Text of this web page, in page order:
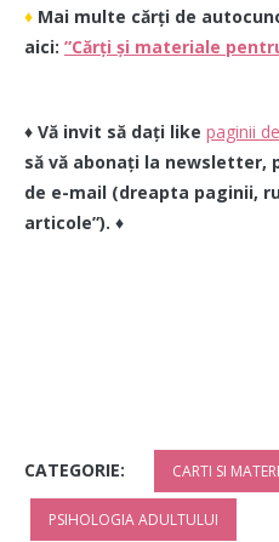
♦ Mai multe cărți de
aici: ”Cărți și materiale
♦ Vă invit să dați like paginii
să vă abonați la newsletter,
de e-mail (dreapta paginii,
articole”). ♦
CATEGORIE: CARTI SI
PSIHOLOGIA ADULTULUI